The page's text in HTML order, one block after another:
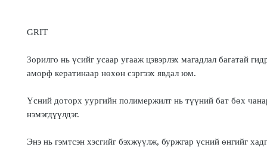
GRIT
Зорилго нь үсийг усаар угааж цэвэрлэх магадлал багатай
аморф кератинаар нөхөн сэргээх явдал юм.
Үсний доторх уургийн полимержилт нь түүний бат бөх
нэмэгдүүлдэг.
Энэ нь гэмтсэн хэсгийг бэхжүүлж, буржгар үсний өнгийг